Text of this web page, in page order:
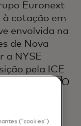
Euronext
à cotação em
envolvida na
de Nova
a NYSE
pela ICE
e IPO
do
e Oslo.
Grupo
(“cookies”)